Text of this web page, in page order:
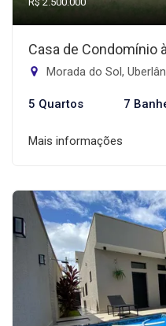
Casa de Condomínio
Morada do Sol,
5 Quartos 7
Mais informações